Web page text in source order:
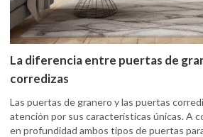
La diferencia entre puertas de
corredizas
Las puertas de granero y las puertas
atención por sus características únicas. A
en profundidad ambos tipos de puertas